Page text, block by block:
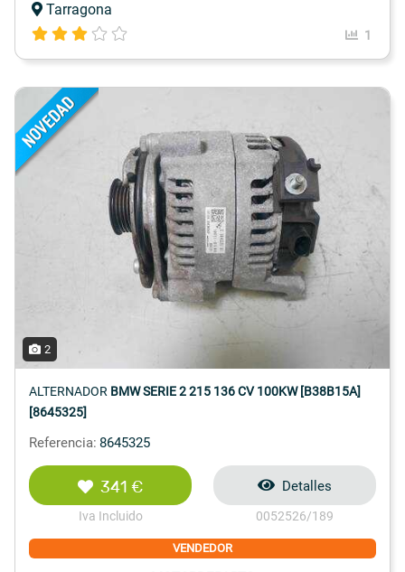
Tarragona
1
2
ALTERNADOR BMW SERIE 2 215 136 CV 100KW [B38B15A]
[8645325]
Referencia: 8645325
341 €
Iva Incluido
Detalles
0052526/189
VENDEDOR